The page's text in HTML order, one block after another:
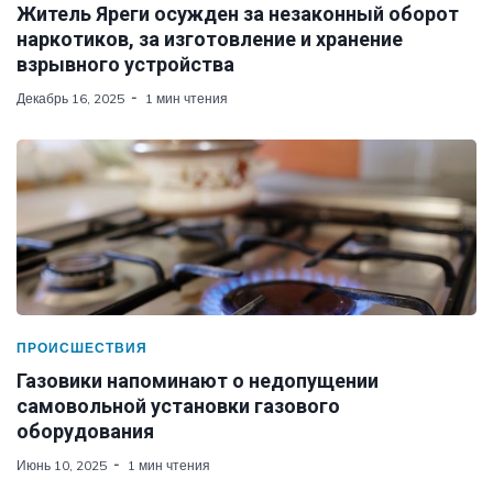
Житель Яреги осужден за незаконный оборот
наркотиков, за изготовление и хранение
взрывного устройства
Декабрь 16, 2025 1 мин чтения
ПРОИСШЕСТВИЯ
Газовики напоминают о недопущении
самовольной установки газового
оборудования
Июнь 10, 2025 1 мин чтения